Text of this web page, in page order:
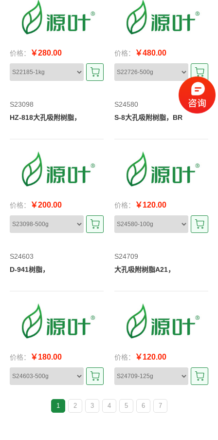
价格： ￥280.00 价格： ￥480.00
S23098
HZ-818大孔吸附树脂，
价格： ￥200.00
S24580
S-8大孔吸附树脂，BR
价格： ￥120.00
S24603
D-941树脂，
价格： ￥180.00
S24709
大孔吸附树脂A21，
价格： ￥120.00
1 2 3 4 5 6 7